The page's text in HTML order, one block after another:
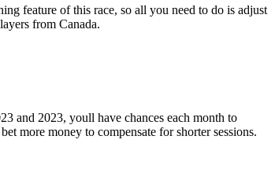
feature of this race, so all you need to do is adjust
from Canada.
and 2023, youll have chances each month to
more money to compensate for shorter sessions.